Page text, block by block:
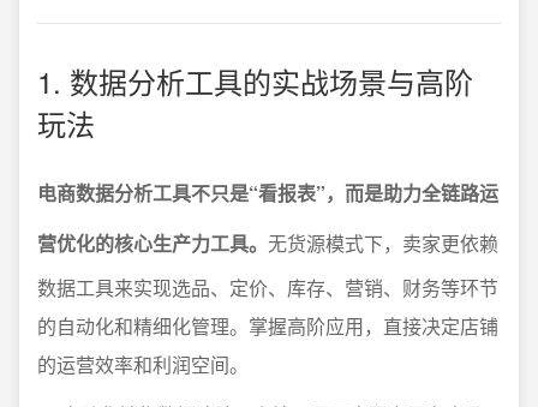
1. 数据分析工具的实战场景与高阶
玩法
电商数据分析工具不只是“看报表”，而是助力全链路运
营优化的核心生产力工具。 无货源模式下，卖家更依赖
数据工具来实现选品、定价、库存、营销、财务等环节
的自动化和精细化管理。掌握高阶应用，直接决定店铺
的运营效率和利润空间。